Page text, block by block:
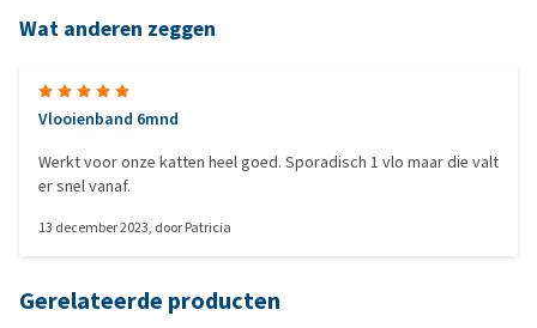
Wat anderen zeggen
Vlooienband 6mnd
Werkt voor onze katten heel goed. Sporadisch 1 vlo maar die valt
er snel vanaf.
13 december 2023, doorPatricia
Gerelateerde producten